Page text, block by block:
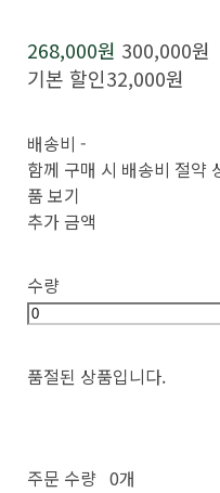
268,000원 300,000원
기본 할인32,000원
배송비-
함께 구매 시 배송비 절약
품 보기
추가 금액
수량
품절된 상품입니다.
주문 수량 0개